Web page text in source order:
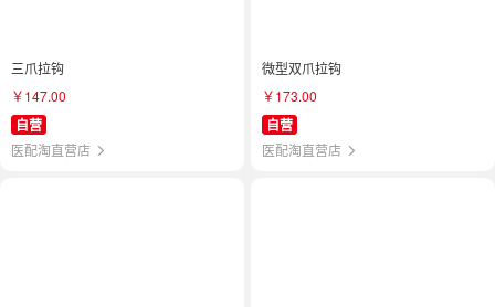
三爪拉钩
￥147.00
自营
医配淘直营店
微型双爪拉钩
￥173.00
自营
医配淘直营店